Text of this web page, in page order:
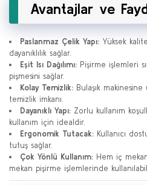
Avantajlar ve
Paslanmaz Çelik Yapı: Yüksek
dayanıklılık sağlar.
Eşit Isı Dağılımı: Pişirme işlemleri
pişmesini sağlar.
Kolay Temizlik: Bulaşık
temizlik imkanı.
Dayanıklı Yapı: Zorlu kullanım
kullanım için idealdir.
Ergonomik Tutacak: Kullanıcı
tutuş sağlar.
Çok Yönlü Kullanım: Hem iç
mekan pişirme işlemlerinde